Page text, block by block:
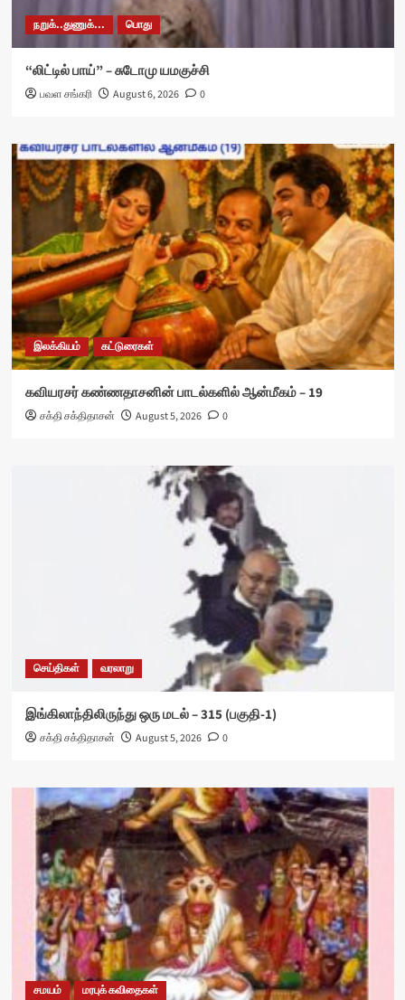
நறுக்..துணுக்... பொது
“லிட்டில் பாய்” – சுடோமு யமகுச்சி
பவள சங்கரி August 6, 2026 0
இலக்கியம் கட்டுரைகள்
கவியரசர் கண்ணதாசனின் பாடல்களில் ஆன்மீகம் – 19
சக்தி சக்திதாசன் August 5, 2026 0
செய்திகள் வரலாறு
இங்கிலாந்திலிருந்து ஒரு மடல் – 315 (பகுதி-1)
சக்தி சக்திதாசன் August 5, 2026 0
சமயம் மரபுக் கவிதைகள்